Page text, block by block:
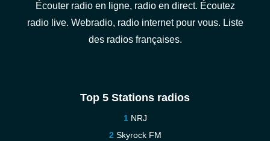
Écouter radio en ligne, radio en direct. Écoutez
radio live. Webradio, radio internet pour vous. Liste
des radios françaises.
Top 5 Stations radios
NRJ
Skyrock FM